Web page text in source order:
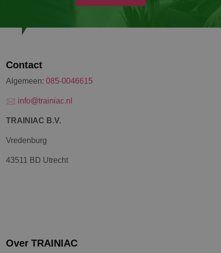
Contact
Algemeen: 085-0046615
info@trainiac.nl
TRAINIAC B.V.
Vredenburg
43511 BD Utrecht
Over TRAINIAC